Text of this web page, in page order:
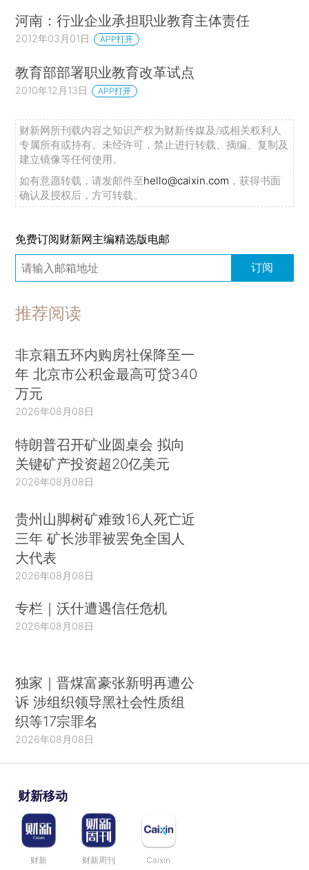
河南：行业企业承担职业教育主体责任
2012年03月01日 APP打开
教育部部署职业教育改革试点
2010年12月13日 APP打开
财新网所刊载内容之知识产权为财新传媒及/或相关权利人
专属所有或持有。未经许可，禁止进行转载、摘编、复制及
建立镜像等任何使用。
如有意愿转载，请发邮件至hello@caixin.com ，获得书面
确认及授权后，方可转载。
免费订阅财新网主编精选版电邮
订阅
推荐阅读
非京籍五环内购房社保降至一
年 北京市公积金最高可贷340
万元
2026年08月08日
特朗普召开矿业圆桌会 拟向
关键矿产投资超20亿美元
2026年08月08日
贵州山脚树矿难致16人死亡近
三年 矿长涉罪被罢免全国人
大代表
2026年08月08日
专栏｜沃什遭遇信任危机
2026年08月08日
独家｜晋煤富豪张新明再遭公
诉 涉组织领导黑社会性质组
织等17宗罪名
2026年08月08日
财新移动
财新 财新周刊 Caixin